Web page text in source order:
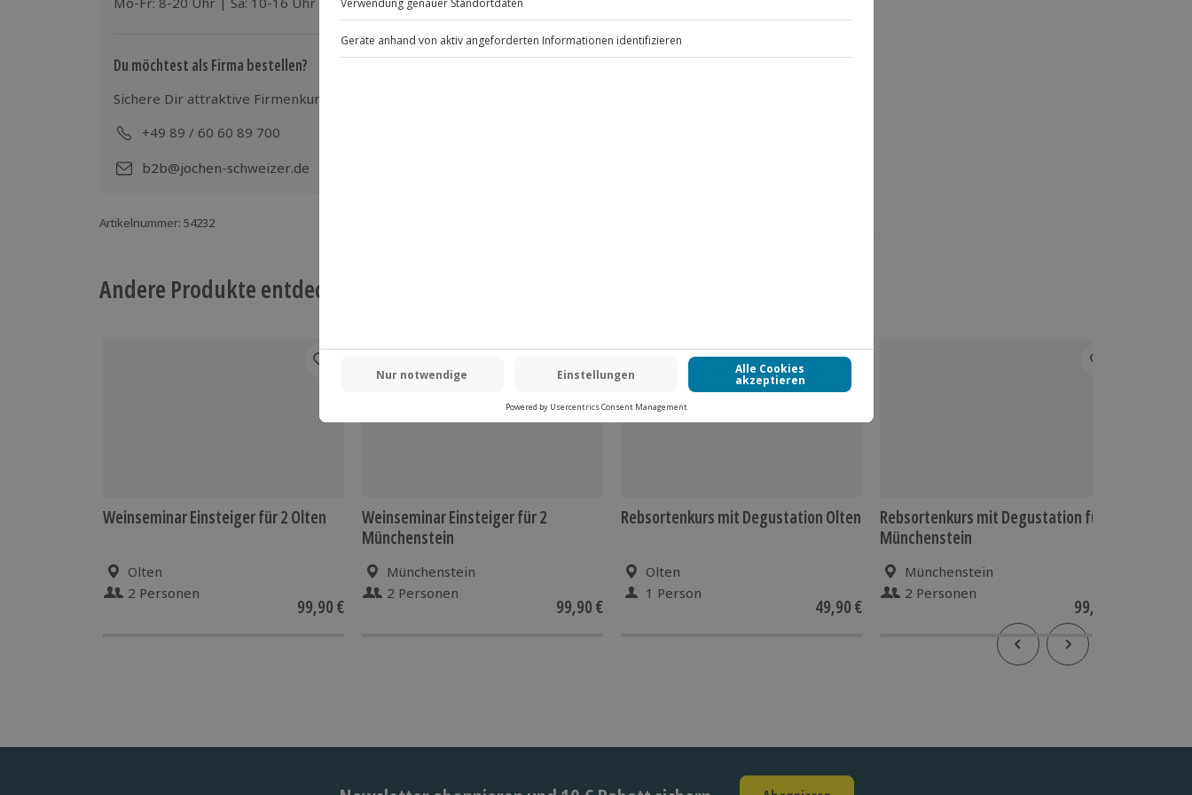
Du möchtest als Firma bestellen?
Sichere Dir attraktive Firmenkunden Vorteile.
+49 89 / 60 60 89 700
b2b@jochen-schweizer.de
Artikelnummer: 54232
Andere Produkte entdecken
Weinseminar Einsteiger für 2 Olten
Olten
2 Personen
99,90 €
Weinseminar Einsteiger für 2
Münchenstein
Münchenstein
2 Personen
99,90 €
Rebsortenkurs mit Degustation Olten
Olten
1 Person
49,90 €
Rebsortenkurs mit Degustation für 2
Münchenstein
Münchenstein
2 Personen
99,90 €